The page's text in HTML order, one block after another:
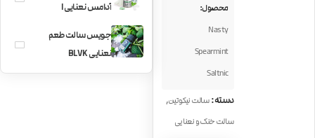
محصول:
Nasty
Spearmint
Saltnic
دسته:سالت نیکوتین,
سالت خنک و نعنایی
آدامس نعنایی I
Love Salt
Spearmint
جویس سالت طعم
نعنایی BLVK
Spearmint